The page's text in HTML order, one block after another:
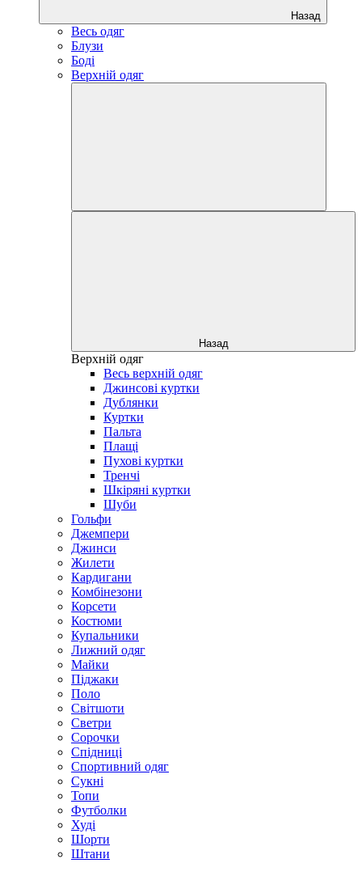
Назад
Весь одяг
Блузи
Боді
Верхній одяг
Назад
Верхній одяг
Весь верхній одяг
Джинсові куртки
Дублянки
Куртки
Пальта
Плащі
Пухові куртки
Тренчі
Шкіряні куртки
Шуби
Гольфи
Джемпери
Джинси
Жилети
Кардигани
Комбінезони
Корсети
Костюми
Купальники
Лижний одяг
Майки
Піджаки
Поло
Світшоти
Светри
Сорочки
Спідниці
Спортивний одяг
Сукні
Топи
Футболки
Худі
Шорти
Штани